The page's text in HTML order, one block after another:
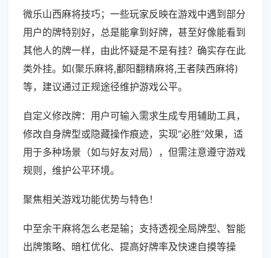
微乐山西麻将技巧；一些玩家反映在游戏中遇到部分
用户的牌特别好，总是能拿到好牌，甚至好像能看到
其他人的牌一样，由此怀疑是不是有挂？确实存在此
类外挂。如(聚乐麻将,鄱阳翻精麻将,王者陕西麻将)
等，建议通过正规途径维护游戏公平。
自定义修改牌：用户可输入需求生成专用辅助工具，
修改自身牌型或隐藏操作痕迹，实现“必胜”效果，适
用于多种场景（如与好友对局），但需注意遵守游戏
规则，维护公平环境。
聚焦相关游戏功能优势与特色！
中至余干麻将怎么老是输；支持透视全局牌型、智能
出牌策略、暗杠优化、提高好牌率及快速自摸等操